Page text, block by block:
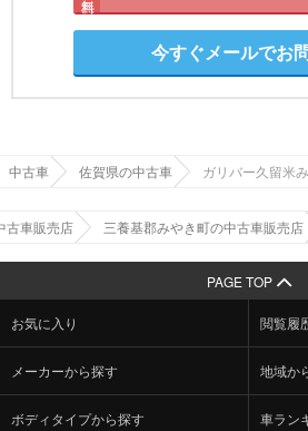
今すぐメールでお
中古車 佐賀県の中古車 ガリバー久留米
古車販売店 三養基郡みやき町の中古車販売店
PAGE TOP
お気に入り 閲覧履
メーカーから探す 地域か
ボディタイプから探す 車ラン